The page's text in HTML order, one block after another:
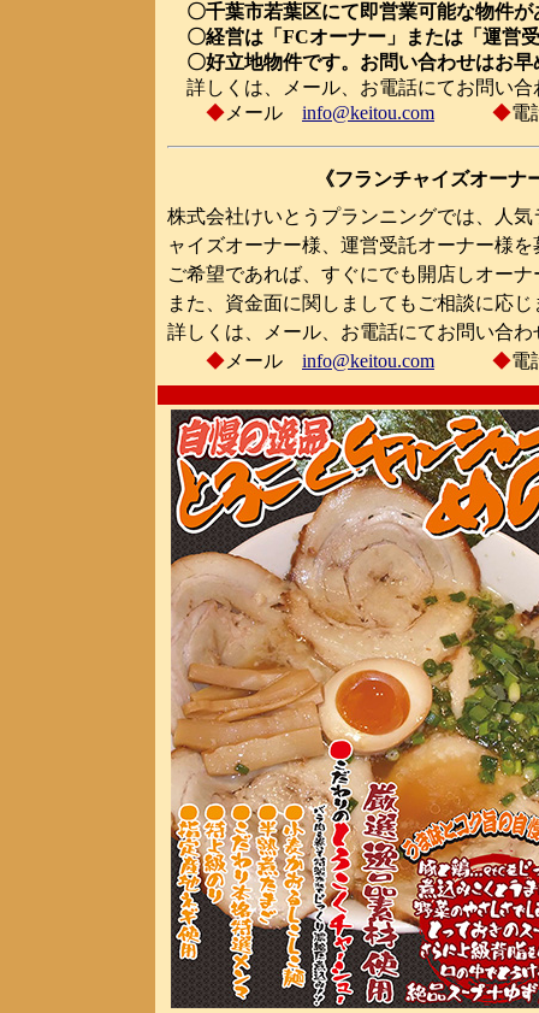
〇千葉市若葉区にて即営業可能な物件が
〇経営は「FCオーナー」または「運営
〇好立地物件です。お問い合わせはお早
詳しくは、メール、お電話にてお問い
◆ メール info@keitou.com ◆電
《フランチャイズオー
株式会社けいとうプランニングでは、人気
ャイズオーナー様、運営受託オーナー様
ご希望であれば、すぐにでも開店しオー
また、資金面に関しましてもご相談に応じ
詳しくは、メール、お電話にてお問い合わ
◆ メール info@keitou.com ◆電